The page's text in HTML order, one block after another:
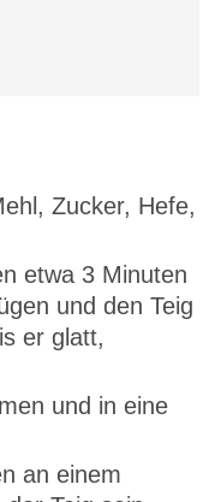
Zucker, Hefe,
etwa 3 Minuten
und den Teig
er glatt,
und in eine
an einem